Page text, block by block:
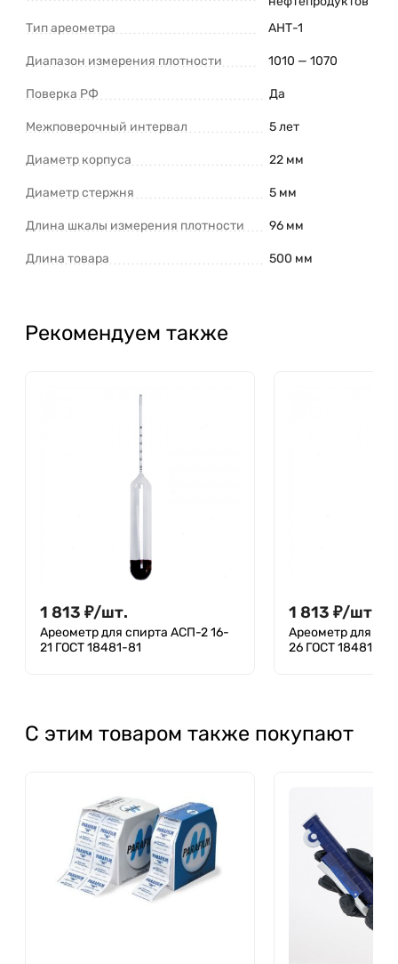
Тип ареометра
АНТ-1
Диапазон измерения плотности 1010 — 1070
Поверка РФ Да
Межповерочный интервал 5 лет
Диаметр корпуса 22 мм
Диаметр стержня 5 мм
Длина шкалы измерения плотности 96 мм
Длина товара 500 мм
Рекомендуем также
1 813 ₽/шт.
Ареометр для спирта АСП-2 16-
21 ГОСТ 18481-81
1 813 ₽/шт.
Ареометр для
26 ГОСТ 18481-81
С этим товаром также покупают